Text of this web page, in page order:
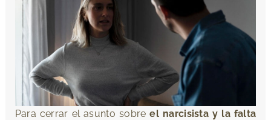
Para cerrar el asunto sobreel narcisista y la falta